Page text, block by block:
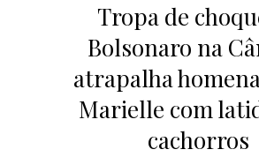
Tropa de
Bolsonaro na
atrapalha
Marielle com
cachorros